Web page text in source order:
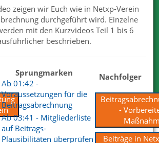
zeigen wir Euch wie in Netxp-Verein
durchgeführt wird. Einzelne
mit den Kurzvideos Teil 1 bis 6
beschrieben.
Sprungmarken
Ab 01:42 -
Voraussetzungen für die
Beitragsabrechnung
Ab 03:41 - Mitgliederliste
auf Beitrags-
Plausibilitäten überprüfen
Nachfolger
-
Beiträge in
Lösungen überzeugt. Deshalb dürfen
ausgiebig testen.
Ihnen der volle Funktionsumfang zur
Kostenlose Testversion
Support Videoportal